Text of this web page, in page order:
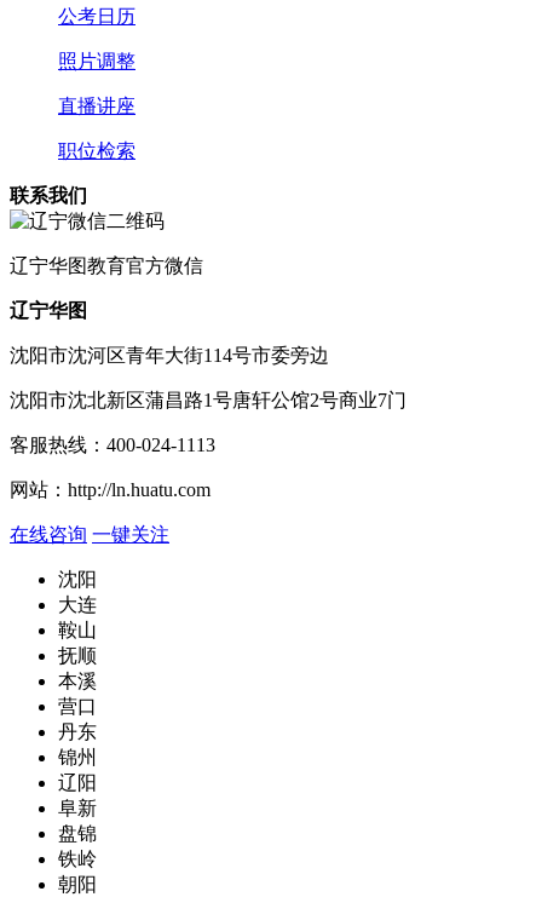
公考日历
照片调整
直播讲座
职位检索
联系我们
辽宁华图教育官方微信
辽宁华图
沈阳市沈河区青年大街114号市委旁边
沈阳市沈北新区蒲昌路1号唐轩公馆2号商业7门
客服热线： 400-024-1113
网站： http://ln.huatu.com
在线咨询 一键关注
沈阳
大连
鞍山
抚顺
本溪
营口
丹东
锦州
辽阳
阜新
盘锦
铁岭
朝阳